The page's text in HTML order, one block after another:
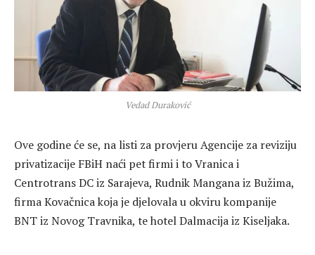
Vedad Duraković
Ove godine će se, na listi za provjeru Agencije za reviziju
privatizacije FBiH naći pet firmi i to Vranica i
Centrotrans DC iz Sarajeva, Rudnik Mangana iz Bužima,
firma Kovačnica koja je djelovala u okviru kompanije
BNT iz Novog Travnika, te hotel Dalmacija iz Kiseljaka.